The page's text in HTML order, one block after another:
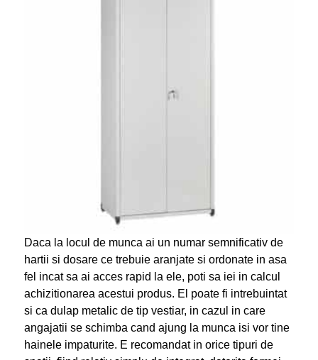
Daca la locul de munca ai un numar semnificativ de
hartii si dosare ce trebuie aranjate si ordonate in asa
fel incat sa ai acces rapid la ele, poti sa iei in calcul
achizitionarea acestui produs. El poate fi intrebuintat
si ca dulap metalic de tip vestiar, in cazul in care
angajatii se schimba cand ajung la munca isi vor tine
hainele impaturite. E recomandat in orice tipuri de